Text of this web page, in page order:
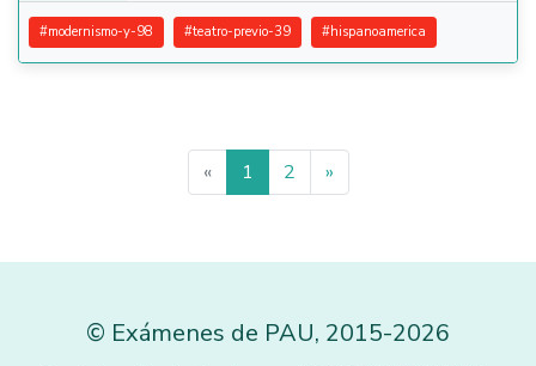
#modernismo-y-98 #teatro-previo-39 #hispanoamerica
« 1 2 »
© Exámenes de PAU, 2015-2026